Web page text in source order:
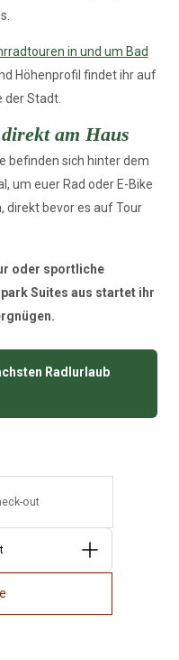
in und um Bad
Höhenprofil findet ihr auf
der Stadt.
am Haus
befinden sich hinter dem
um euer Rad oder E-Bike
direkt bevor es auf Tour
oder sportliche
Suites aus startet ihr
Radlurlaub
out